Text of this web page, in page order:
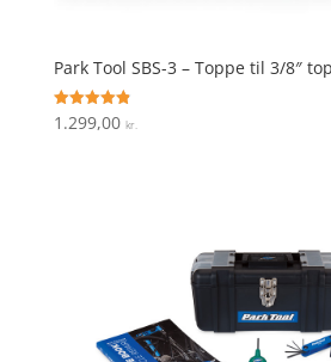
Park Tool SBS-3 – Toppe til 3/8″
Vurderet
4.9
1.299,00 kr.